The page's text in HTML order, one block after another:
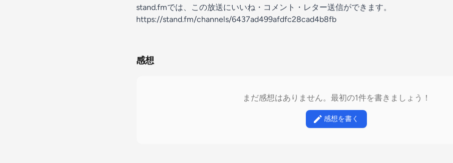
stand.fmでは、この放送にいいね・コメント・レター送信ができます。
https://stand.fm/channels/6437ad499afdfc28cad4b8fb
感想
まだ感想はありません。最初の1件を書きましょう！
感想を書く